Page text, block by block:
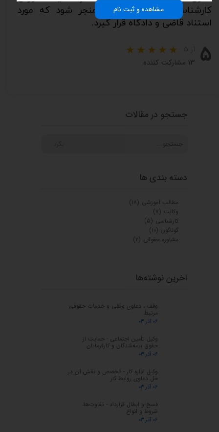
کارشناسی
معتبر و قانونی
منجر شود که مورد
استناد قاضی و دادگاه قرار گیرد.
۵ ۱۳ مشارکت کننده
دسته بندی ها
مطالب آموزشی (۱۸)
وکالت (۷)
کارشناسی (۵)
گوناگون (۱۰)
مشاوره حقوقی (۲)
جستجو در مقالات
اخرین نوشته‌ها
وقف ، دعاوی وقفی و خدمات حقوقی
مرتبط
۰۶ آذر ۰۳
وکیل تأمین اجتماعی - حمایت از
حقوق بیمه‌شدگان و کارفرمایان
۰۶ آذر ۰۳
وکیل اداره کار - تخصص و نقش آن در
حل دعاوی روابط کار
۰۶ آذر ۰۳
فسخ و ابطال قرارداد - تفاوت‌ها،
شروط و انواع
۰۶ آذر ۰۳
مشاهده و ثبت نام